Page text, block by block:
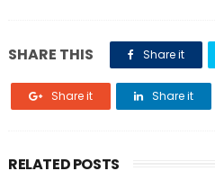
SHARE THIS Share it
Share it Share it
RELATED POSTS